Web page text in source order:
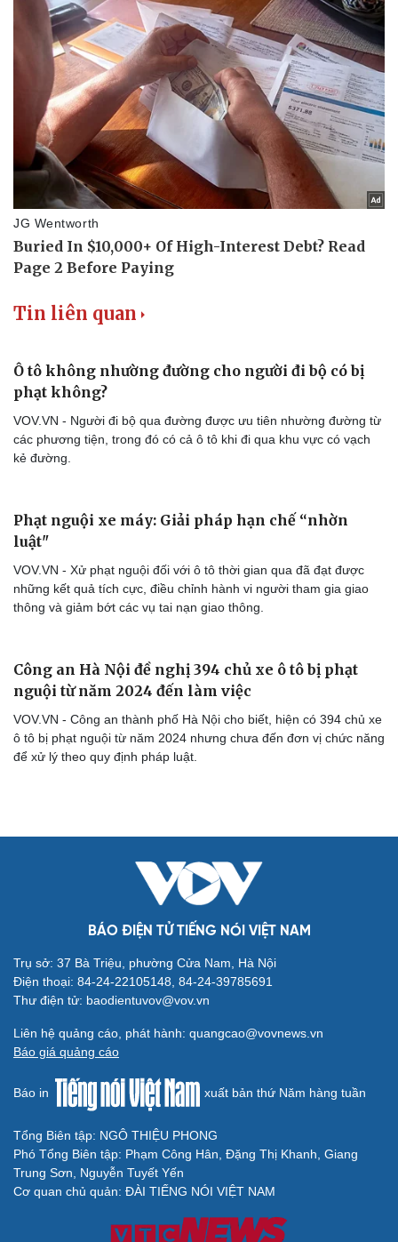
Du lịch
Tư vấn
Săn Tour
Podcast
Câu chuyện thời sự
Đọc truyện đêm khuya
Cửa sổ tình yêu
Kể chuyện cho bé
Tin liên quan
Ô tô không nhường đường cho người đi bộ có bị
phạt không?
VOV.VN - Người đi bộ qua đường được ưu tiên nhường đường từ
các phương tiện, trong đó có cả ô tô khi đi qua khu vực có vạch
kẻ đường.
Phạt nguội xe máy: Giải pháp hạn chế “nhờn
luật"
VOV.VN - Xử phạt nguội đối với ô tô thời gian qua đã đạt được
những kết quả tích cực, điều chỉnh hành vi người tham gia giao
thông và giảm bớt các vụ tai nạn giao thông.
Công an Hà Nội đề nghị 394 chủ xe ô tô bị phạt
nguội từ năm 2024 đến làm việc
VOV.VN - Công an thành phố Hà Nội cho biết, hiện có 394 chủ xe
ô tô bị phạt nguội từ năm 2024 nhưng chưa đến đơn vị chức năng
để xử lý theo quy định pháp luật.
BÁO ĐIỆN TỬ TIẾNG NÓI VIỆT NAM
Trụ sở: 37 Bà Triệu, phường Cửa Nam, Hà Nội
Điện thoại: 84-24-22105148, 84-24-39785691
Thư điện tử: baodientuvov@vov.vn
Liên hệ quảng cáo, phát hành: quangcao@vovnews.vn
Báo giá quảng cáo
Báo in xuất bản thứ Năm hàng tuần
Tổng Biên tập: NGÔ THIỆU PHONG
Phó Tổng Biên tập: Phạm Công Hân, Đặng Thị Khanh, Giang
Trung Sơn, Nguyễn Tuyết Yến
Cơ quan chủ quản: ĐÀI TIẾNG NÓI VIỆT NAM